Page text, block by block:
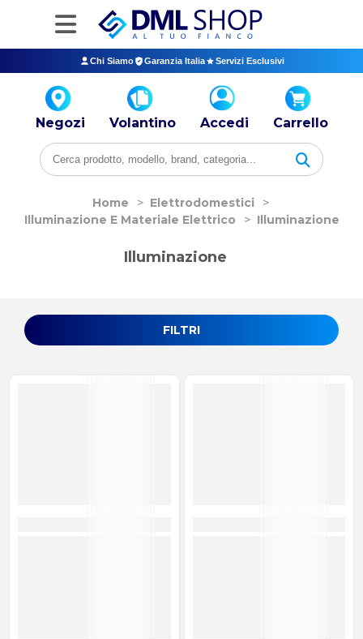
Chi Siamo Garanzia Italia Servizi Esclusivi
Negozi Volantino Accedi Carrello
Home > Elettrodomestici
>
Illuminazione E Materiale Elettrico
> Illuminazione
FILTRI
Illuminazione